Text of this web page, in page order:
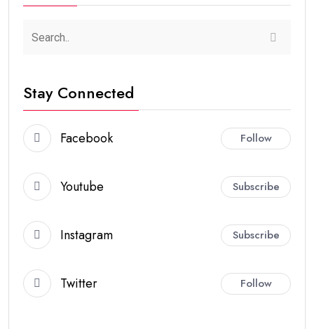
Stay Connected
Facebook Follow
Youtube Subscribe
Instagram Subscribe
Twitter Follow